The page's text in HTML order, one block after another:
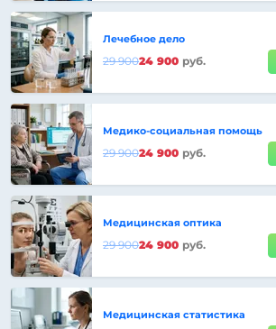
Лечебное дело
29 90024 900 руб.
Медико-социальная помощь
29 90024 900 руб.
Медицинская оптика
29 90024 900 руб.
Медицинская статистика